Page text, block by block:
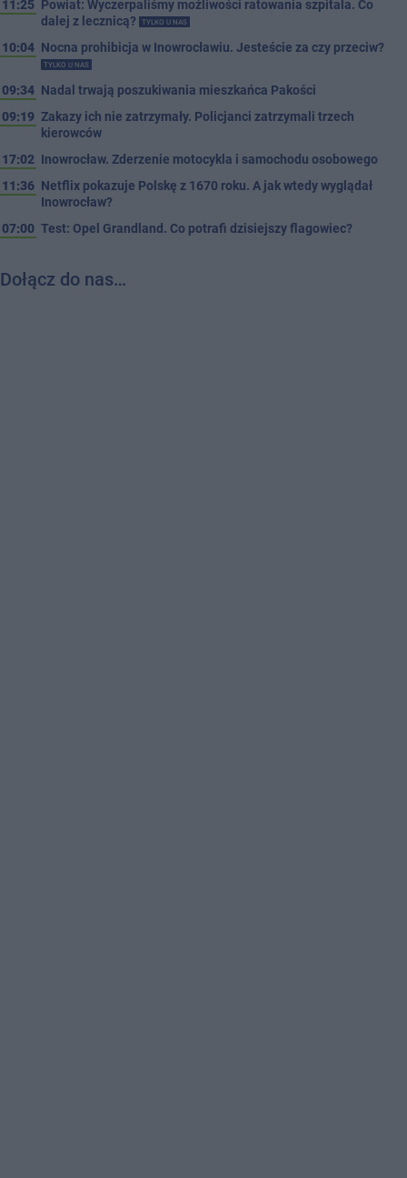
11:25
Powiat: Wyczerpaliśmy możliwości ratowania szpitala. Co
dalej z lecznicą?
TYLKO U NAS
10:04 Nocna prohibicja w Inowrocławiu. Jesteście za czy przeciw?
TYLKO U NAS
09:34 Nadal trwają poszukiwania mieszkańca Pakości
09:19 Zakazy ich nie zatrzymały. Policjanci zatrzymali trzech
kierowców
17:02 Inowrocław. Zderzenie motocykla i samochodu osobowego
11:36 Netflix pokazuje Polskę z 1670 roku. A jak wtedy wyglądał
Inowrocław?
07:00 Test: Opel Grandland. Co potrafi dzisiejszy flagowiec?
Dołącz do nas…